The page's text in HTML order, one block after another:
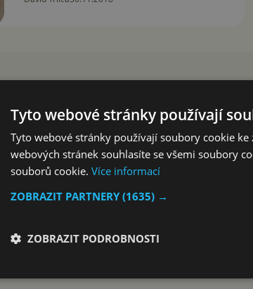
Tyto webové stránky používají
Tyto webové stránky používají soubory cookie
webových stránek souhlasíte se všemi soubory
souborů cookie. Více informací
ZOBRAZIT PARTNERY(1635) →
ZOBRAZIT PODROBNOSTI